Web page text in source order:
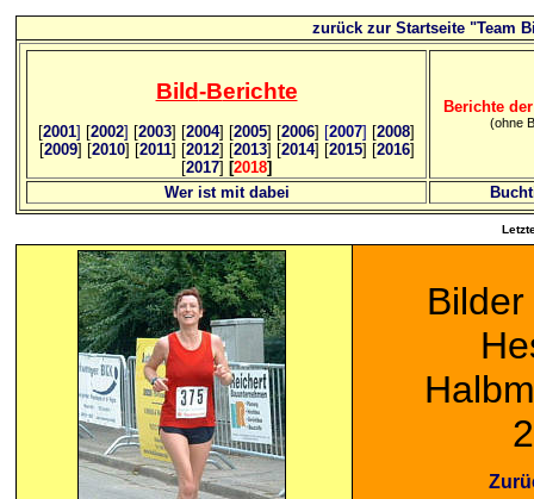
zurück zur Startseite "Team
Bild-Berichte
[2001] [2002] [2003] [2004] [2005] [2006] [2007] [2008]
[2009] [2010] [2011] [2012] [2013] [2014] [2015] [2016]
[2017] [2018]
Berichte
(ohne
Wer ist mit dabei